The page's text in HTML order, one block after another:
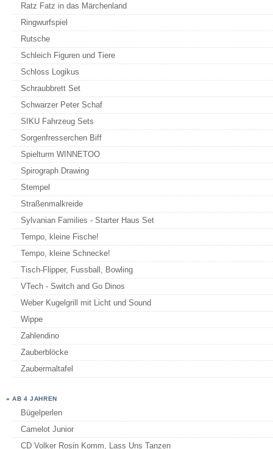
Ratz Fatz in das Märchenland
Ringwurfspiel
Rutsche
Schleich Figuren und Tiere
Schloss Logikus
Schraubbrett Set
Schwarzer Peter Schaf
SIKU Fahrzeug Sets
Sorgenfresserchen Biff
Spielturm WINNETOO
Spirograph Drawing
Stempel
Straßenmalkreide
Sylvanian Families - Starter Haus Set
Tempo, kleine Fische!
Tempo, kleine Schnecke!
Tisch-Flipper, Fussball, Bowling
VTech - Switch and Go Dinos
Weber Kugelgrill mit Licht und Sound
Wippe
Zahlendino
Zauberblöcke
Zaubermaltafel
»AB 4 JAHREN
Bügelperlen
Camelot Junior
CD Volker Rosin Komm, Lass Uns Tanzen